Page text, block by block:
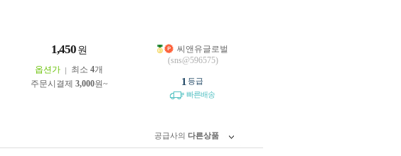
1,450 원
옵션가 최소 4개
주문시결제 3,000원~
씨앤유글로벌
(sns@596575)
1 등급
빠른배송
공급사의 다른상품